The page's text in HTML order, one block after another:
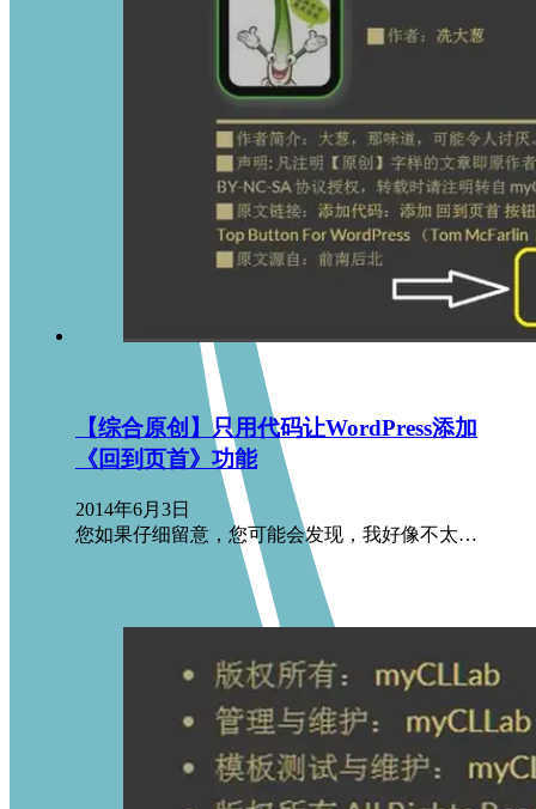
【综合原创】只用代码让WordPress添加
《回到页首》功能
2014年6月3日
您如果仔细留意，您可能会发现，我好像不太…